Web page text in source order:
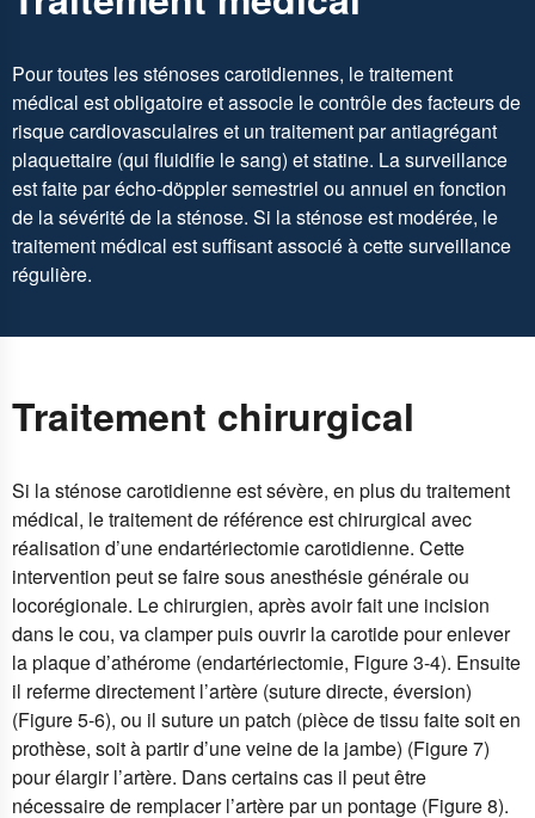
Pour toutes les sténoses carotidiennes, le traitement
médical est obligatoire et associe le contrôle des facteurs de
risque cardiovasculaires et un traitement par antiagrégant
plaquettaire (qui fluidifie le sang) et statine. La surveillance
est faite par écho-döppler semestriel ou annuel en fonction
de la sévérité de la sténose. Si la sténose est modérée, le
traitement médical est suffisant associé à cette surveillance
régulière.
Traitement chirurgical
Si la sténose carotidienne est sévère, en plus du traitement
médical, le traitement de référence est chirurgical avec
réalisation d’une endartériectomie carotidienne. Cette
intervention peut se faire sous anesthésie générale ou
locorégionale. Le chirurgien, après avoir fait une incision
dans le cou, va clamper puis ouvrir la carotide pour enlever
la plaque d’athérome (endartériectomie, Figure 3-4). Ensuite
il referme directement l’artère (suture directe, éversion)
(Figure 5-6), ou il suture un patch (pièce de tissu faite soit en
prothèse, soit à partir d’une veine de la jambe) (Figure 7)
pour élargir l’artère. Dans certains cas il peut être
nécessaire de remplacer l’artère par un pontage (Figure 8).